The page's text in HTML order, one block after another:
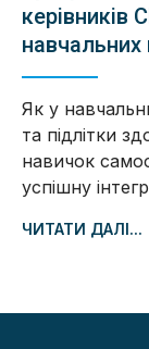
керівників
навчальних
Як у
та підлітки
навичок
успішну
ЧИТАТИ ДАЛІ...